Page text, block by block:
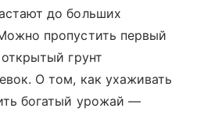
до больших
пропустить первый
грунт
О том, как ухаживать
богатый урожай —